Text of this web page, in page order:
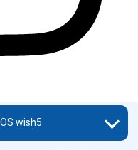
wish5